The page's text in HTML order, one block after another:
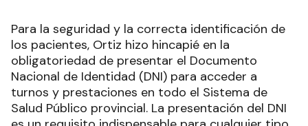
Para la seguridad y la correcta identificación de
los pacientes, Ortiz hizo hincapié en la
obligatoriedad de presentar el Documento
Nacional de Identidad (DNI) para acceder a
turnos y prestaciones en todo el Sistema de
Salud Público provincial. La presentación del DNI